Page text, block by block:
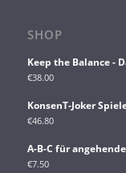
SHOP
Keep the Balance -
€38.00
KonsenT-Joker
€46.80
A-B-C für
€7.50